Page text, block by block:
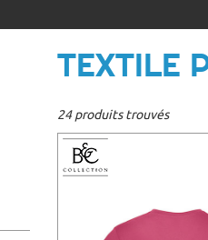
TEXTILE
24 produits trouvés